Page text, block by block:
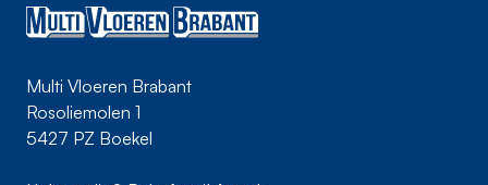
Multi Vloeren Brabant
Rosoliemolen 1
5427 PZ Boekel